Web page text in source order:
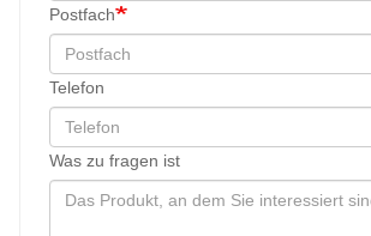
Postfach
Telefon
Was zu fragen ist